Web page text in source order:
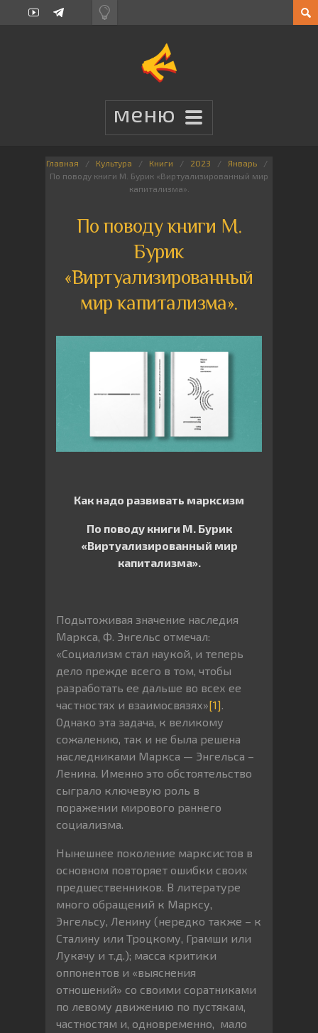
Главная Культура Книги 2023
Январь
По поводу книги М. Бурик «Виртуализированный мир
капитализма».
По поводу книги М.
Бурик
«Виртуализированный
мир капитализма».
Как надо развивать марксизм
По поводу книги М. Бурик
«Виртуализированный мир
капитализма».
Подытоживая значение наследия
Маркса, Ф. Энгельс отмечал:
«Социализм стал наукой, и теперь
дело прежде всего в том, чтобы
разработать ее дальше во всех ее
частностях и взаимосвязях»[1].
Однако эта задача, к великому
сожалению, так и не была решена
наследниками Маркса — Энгельса –
Ленина. Именно это обстоятельство
сыграло ключевую роль в
поражении мирового раннего
социализма.
Нынешнее поколение марксистов в
основном повторяет ошибки своих
предшественников. В литературе
много обращений к Марксу,
Энгельсу, Ленину (нередко также – к
Сталину или Троцкому, Грамши или
Лукачу и т.д.); масса критики
оппонентов и «выяснения
отношений» со своими соратниками
по левому движению по пустякам,
частностям и, одновременно, мало